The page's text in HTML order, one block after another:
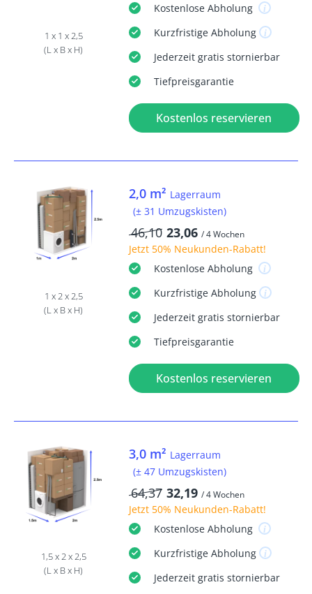
1 x 1 x 2,5
(L x B x H)
KostenloseAbholung
KurzfristigeAbholung
Jederzeit gratis stornierbar
Tiefpreisgarantie
Kostenlos reservieren
1 x 2 x 2,5
(L x B x H)
2,0 m² Lagerraum
(± 31 Umzugskisten)
46,10 23,06 / 4 Wochen
Jetzt 50% Neukunden-Rabatt!
KostenloseAbholung
KurzfristigeAbholung
Jederzeit gratis stornierbar
Tiefpreisgarantie
Kostenlos reservieren
1,5 x 2 x 2,5
(L x B x H)
3,0 m² Lagerraum
(± 47 Umzugskisten)
64,37 32,19 / 4 Wochen
Jetzt 50% Neukunden-Rabatt!
KostenloseAbholung
KurzfristigeAbholung
Jederzeit gratis stornierbar